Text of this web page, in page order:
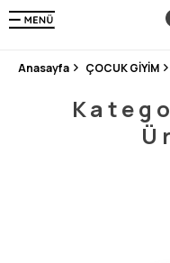
250.000'DEN FAZLA
3 MİLYONDAN
Anasayfa ÇOCUK GİYİM